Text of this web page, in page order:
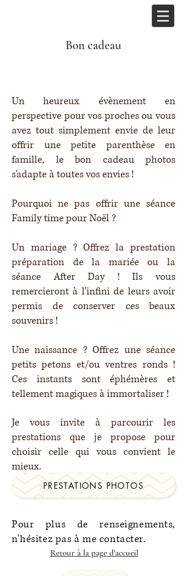
Bon cadeau
Un heureux évènement en
perspective pour vos proches ou vous
avez tout simplement envie de leur
offrir une petite parenthèse en
famille, le bon cadeau photos
s'adapte à toutes vos envies !
Pourquoi ne pas offrir une séance
Family time pour Noël ?
Un mariage ? Offrez la prestation
préparation de la mariée ou la
séance After Day ! Ils vous
remercieront à l'infini de leurs avoir
permis de conserver ces beaux
souvenirs !
Une naissance ? Offrez une séance
petits petons et/ou ventres ronds !
Ces instants sont éphémères et
tellement magiques à immortaliser !
Je vous invite à parcourir les
prestations que je propose pour
choisir celle qui vous convient le
mieux.
Pour plus de renseignements,
n'hésitez pas à me contacter.
PRESTATIONS PHOTOS
Retour à la page d'accueil